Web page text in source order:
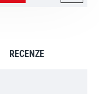
RECENZE